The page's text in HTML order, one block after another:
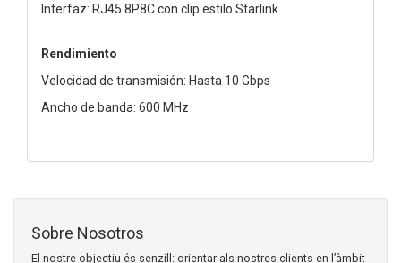
Interfaz: RJ45 8P8C con clip estilo Starlink
Rendimiento
Velocidad de transmisión: Hasta 10 Gbps
Ancho de banda: 600 MHz
Sobre Nosotros
El nostre objectiu és senzill: orientar als nostres clients en l’àmbit